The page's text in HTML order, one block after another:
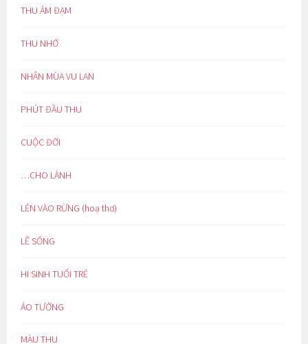
THU ẢM ĐẠM
THU NHỚ
NHÂN MÙA VU LAN
PHÚT ĐẦU THU
CUỘC ĐỜI
…CHO LÀNH
LẺN VÀO RỪNG (hoạ thơ)
LẼ SỐNG
HI SINH TUỔI TRẺ
ẢO TƯỞNG
MÀU THU